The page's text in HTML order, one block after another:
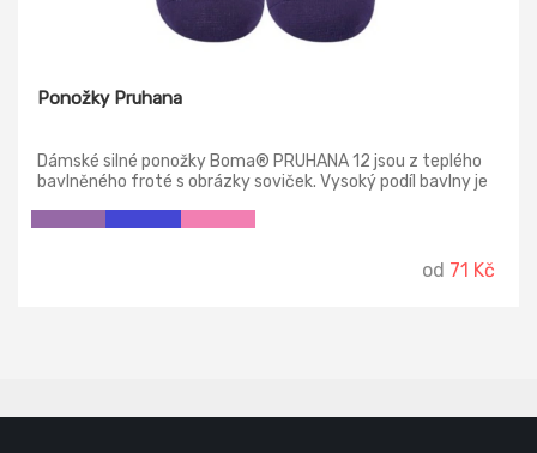
Ponožky Pruhana
Dámské silné ponožky Boma® PRUHANA 12 jsou z teplého
bavlněného froté s obrázky soviček. Vysoký podíl bavlny je
od 71 Kč